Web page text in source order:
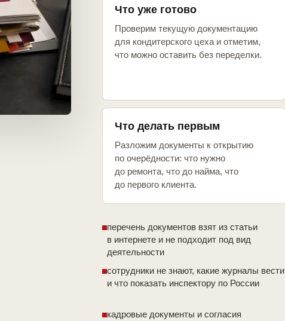
Что уже готово
Проверим текущую документацию
для кондитерского цеха и отметим,
что можно оставить без переделки.
Что делать первым
Разложим документы к открытию
по очерёдности: что нужно
до ремонта, что до найма, что
до первого клиента.
перечень документов взят из статьи
в интернете и не подходит под вид
деятельности
сотрудники не знают, какие журналы вести
и что показать инспектору по России
кадровые документы и согласия